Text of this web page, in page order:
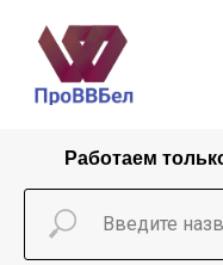
Работаем